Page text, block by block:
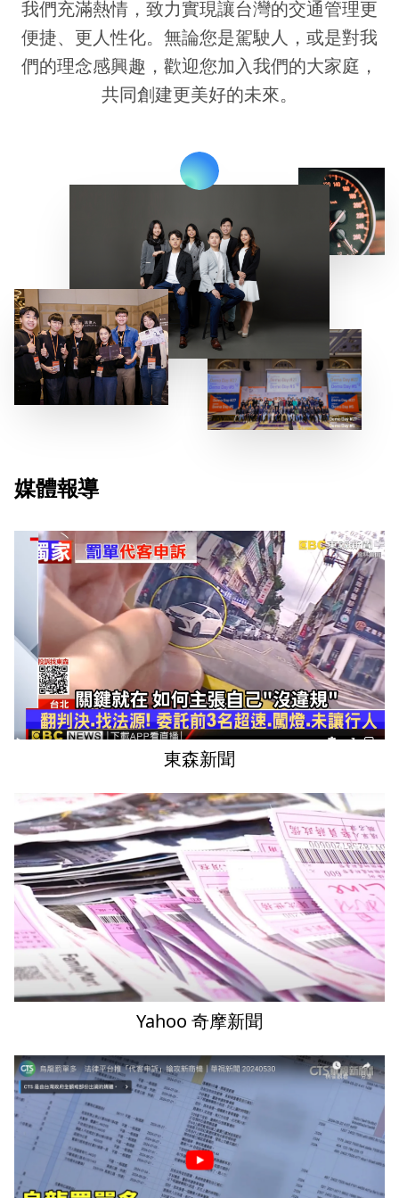
我們充滿熱情，致力實現讓台灣的交通管理更
便捷、更人性化。無論您是駕駛人，或是對我
們的理念感興趣，歡迎您加入我們的大家庭，
共同創建更美好的未來。
媒體報導
東森新聞
Yahoo 奇摩新聞